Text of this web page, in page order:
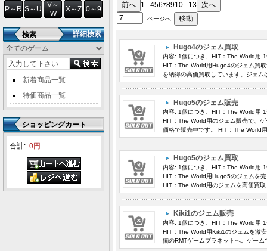
P～R S～U
V～
W
X～Z 0～9
検索 詳細検索
新着商品一覧
特価商品一覧
ショッピングカート
合計: 0円
1...45678910...13
ページへ
Hugo4のジェム買取
内容: 1個につき、HIT：The World用
HIT：The World用Hugo4のジェム買
を納得の高価買取しています。ジェ
Hugo5のジェム販売
内容: 1個につき、HIT：The World用
HIT：The World用のジェム販売で、
価格で販売中です。 HIT：The World
Hugo5のジェム買取
内容: 1個につき、HIT：The World用
HIT：The World用Hugo5のジェムを
HIT：The World用のジェムを高価買
Kiki1のジェム販売
内容: 1個につき、HIT：The World用
HIT：The World用Kiki1のジェムを激
揃のRMTゲームプラネットへ。ゲー